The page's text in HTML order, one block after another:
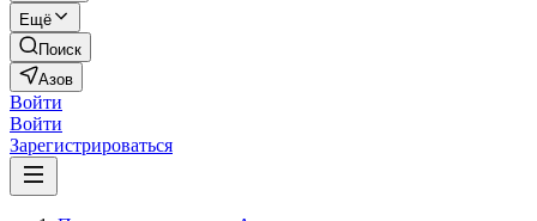
Ещё
Поиск
Азов
Войти
Войти
Зарегистрироваться